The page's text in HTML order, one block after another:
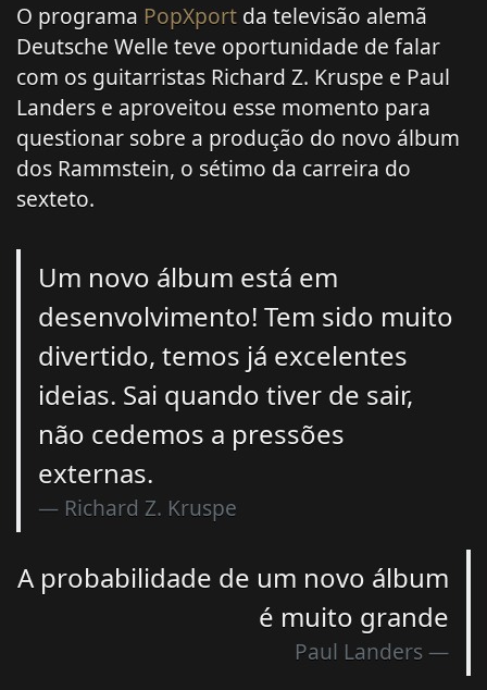
O programa PopXport da televisão alemã
Deutsche Welle teve oportunidade de falar
com os guitarristas Richard Z. Kruspe e Paul
Landers e aproveitou esse momento para
questionar sobre a produção do novo álbum
dos Rammstein, o sétimo da carreira do
sexteto.
Um novo álbum está em
desenvolvimento! Tem sido muito
divertido, temos já excelentes
ideias. Sai quando tiver de sair,
não cedemos a pressões
externas.
Richard Z. Kruspe
A probabilidade de um novo álbum
é muito grande
Paul Landers